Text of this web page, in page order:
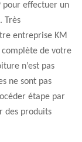
pour effectuer un
Très
entreprise KM
complète de votre
n’est pas
ne sont pas
étape par
des produits